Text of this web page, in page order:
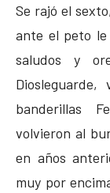
Se rajó el
ante el peto
saludos y
banderillas
volvieron al
en años
muy por